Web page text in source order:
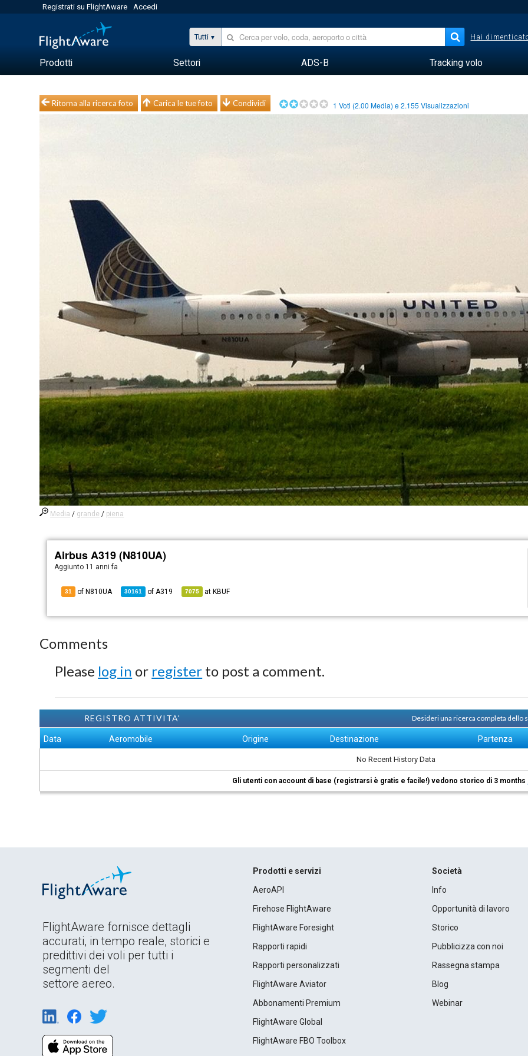
Registrati su FlightAware Accedi
Tutti Hai
Prodotti Settori ADS-B Tracking volo
Ritorna alla ricerca foto Carica le tue foto Condividi 1 Voti (2.00 Media) e2.155 Visualizzazioni
Media / grande / piena
Airbus A319 (N810UA)
Aggiunto 11 anni fa
31 of N810UA 30161 ofA319 7075 at KBUF
Comments
Please log in or register to post a comment.
REGISTRO ATTIVITA' Desideri una ricerca completa dello
Data Aeromobile Origine Destinazione Partenza
No Recent History Data
Gli utenti con account di base (registrarsi è gratis e facile!) vedono storico di 3 months
FlightAware fornisce dettagli
accurati, in tempo reale, storici e
predittivi dei voli per tutti i
segmenti del
settore aereo.
Prodotti e servizi
AeroAPI
Firehose FlightAware
FlightAware Foresight
Rapporti rapidi
Rapporti personalizzati
FlightAware Aviator
Abbonamenti Premium
FlightAware Global
FlightAware FBO Toolbox
Società
Info
Opportunità di lavoro
Storico
Pubblicizza con noi
Rassegna stampa
Blog
Webinar